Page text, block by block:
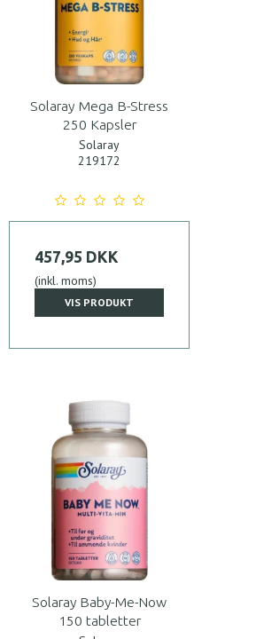
Solaray Mega B-Stress
250 Kapsler
Solaray
219172
457,95 DKK
(inkl. moms)
VIS PRODUKT
Solaray Baby-Me-Now
150 tabletter